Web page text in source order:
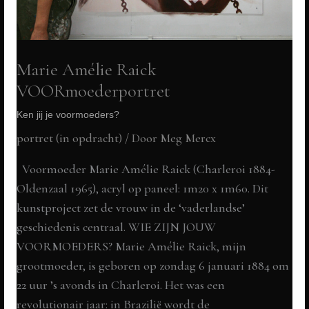
Marie Amélie Raick
VOORmoederportret
Ken jij je voormoeders?
portret (in opdracht) / Door Meg Mercx
Voormoeder Marie Amélie Raick (Charleroi 1884-
Oldenzaal 1965), acryl op paneel: 1m20 x 1m60. Dit
kunstproject zet de vrouw in de ‘vaderlandse’
geschiedenis centraal. WIE ZIJN JOUW
VOORMOEDERS? Marie Amélie Raick, mijn
grootmoeder, is geboren op zondag 6 januari 1884 om
22 uur ’s avonds in Charleroi. Het was een
revolutionair jaar: in Brazilië wordt de